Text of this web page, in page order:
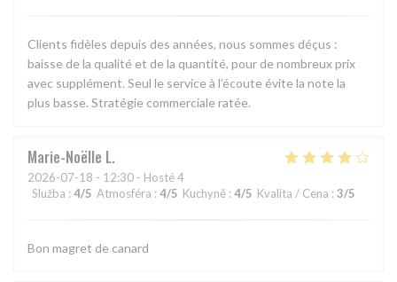
Clients fidèles depuis des années, nous sommes déçus :
baisse de la qualité et de la quantité, pour de nombreux prix
avec supplément. Seul le service à l’écoute évite la note la
plus basse. Stratégie commerciale ratée.
Marie-Noëlle L
2026-07-18 - 12:30 - Hosté 4
Služba : 4/5 Atmosféra : 4/5 Kuchyně : 4/5 Kvalita / Cena : 3/5
Bon magret de canard